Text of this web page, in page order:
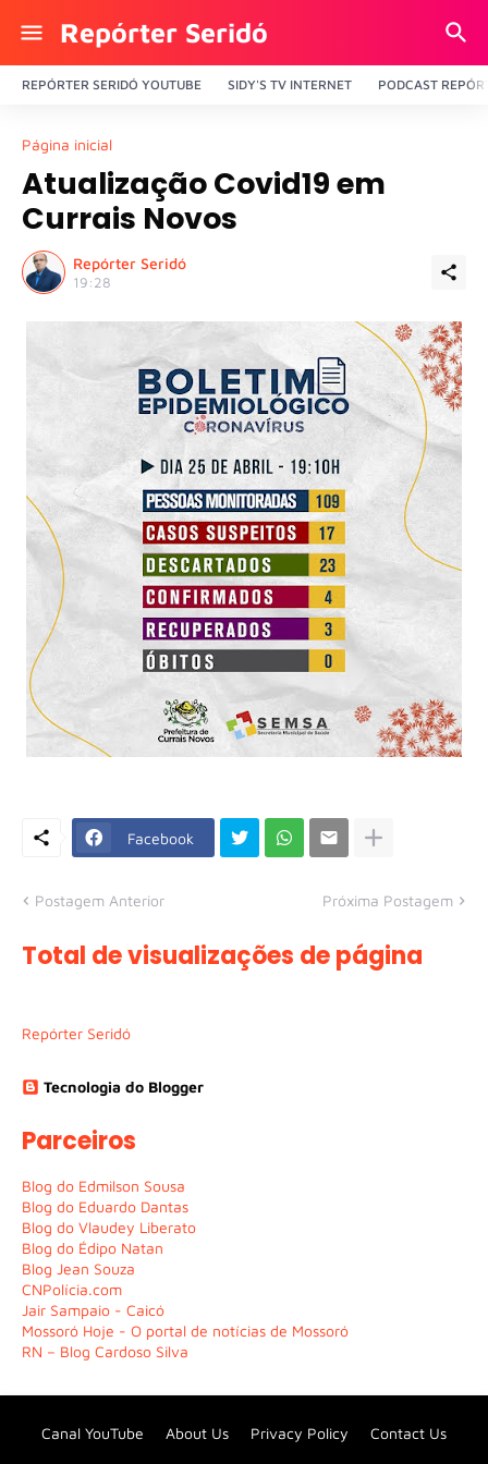
Repórter Seridó
REPÓRTER SERIDÓ YOUTUBE SIDY'S TV INTERNET PODCAST
Página inicial
Atualização Covid19 em
Currais Novos
Repórter Seridó
19:28
Facebook
Postagem Anterior Próxima Postagem
Total de visualizações de página
Repórter Seridó
Tecnologia do Blogger
Parceiros
Blog do Edmilson Sousa
Blog do Eduardo Dantas
Blog do Vlaudey Liberato
Blog do Édipo Natan
Blog Jean Souza
CNPolícia.com
Jair Sampaio - Caicó
Mossoró Hoje - O portal de notícias de Mossoró
RN – Blog Cardoso Silva
Canal YouTube About Us Privacy Policy Contact Us